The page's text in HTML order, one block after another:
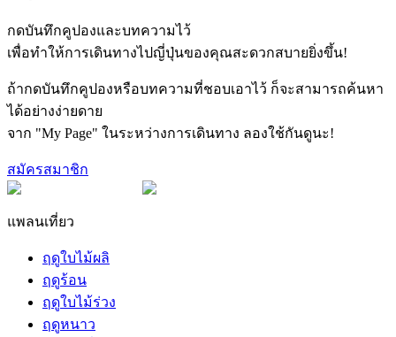
กดบันทึกคูปองและบทความไว้
เพื่อทำให้การเดินทางไปญี่ปุ่นของคุณสะดวกสบายยิ่งขึ้น!
ถ้ากดบันทึกคูปองหรือบทความที่ชอบเอาไว้ ก็จะสามารถค้นหา
ได้อย่างง่ายดาย
จาก "My Page" ในระหว่างการเดินทาง ลองใช้กันดูนะ!
สมัครสมาชิก
แพลนเที่ยว
ฤดูใบไม้ผลิ
ฤดูร้อน
ฤดูใบไม้ร่วง
ฤดูหนาว